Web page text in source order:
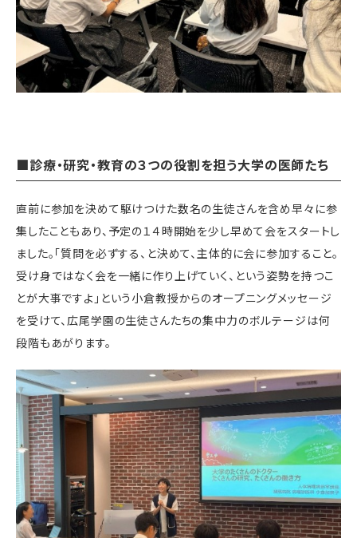
■診療・研究・教育の３つの役割を担う大学の医師たち
直前に参加を決めて駆けつけた数名の生徒さんを含め早々に参
集したこともあり、予定の１４時開始を少し早めて会をスタートし
ました。「質問を必ずする、と決めて、主体的に会に参加すること。
受け身ではなく会を一緒に作り上げていく、という姿勢を持つこ
とが大事ですよ」という小倉教授からのオープニングメッセージ
を受けて、広尾学園の生徒さんたちの集中力のボルテージは何
段階もあがります。